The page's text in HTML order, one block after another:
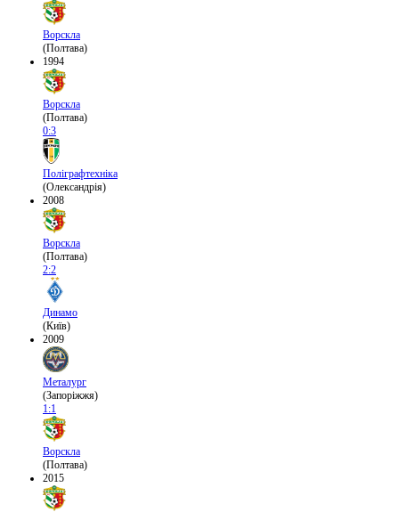
Ворскла
(Полтава)
1994
Ворскла
(Полтава)
0:3
Поліграфтехніка
(Олександрія)
2008
Ворскла
(Полтава)
2:2
Динамо
(Київ)
2009
Металург
(Запоріжжя)
1:1
Ворскла
(Полтава)
2015